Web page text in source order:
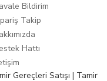
Bildirim
Takip
Hattı
Gereçleri Satışı | Tamir